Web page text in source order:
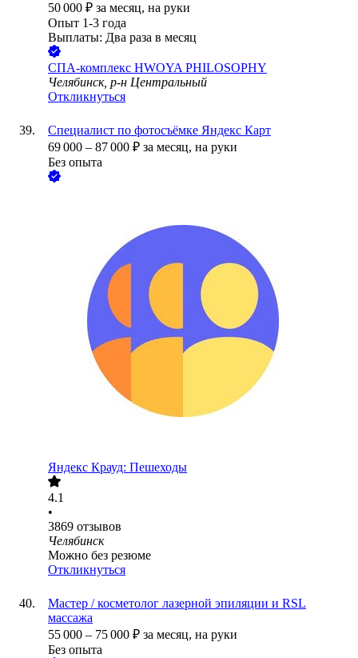
50 000 ₽ за месяц, на руки
Опыт 1-3 года
Выплаты: Два раза в месяц
СПА-комплекс HWOYA PHILOSOPHY
Челябинск, р-н Центральный
Откликнуться
Специалист по фотосъёмке Яндекс Карт
69 000 – 87 000 ₽ за месяц, на руки
Без опыта
Яндекс Крауд: Пешеходы
4.1
•
3869 отзывов
Челябинск
Можно без резюме
Откликнуться
Мастер / косметолог лазерной эпиляции и RSL
массажа
55 000 – 75 000 ₽ за месяц, на руки
Без опыта